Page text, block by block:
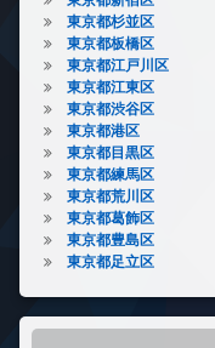
東京都杉並区
東京都板橋区
東京都江戸川区
東京都江東区
東京都渋谷区
東京都港区
東京都目黒区
東京都練馬区
東京都荒川区
東京都葛飾区
東京都豊島区
東京都足立区